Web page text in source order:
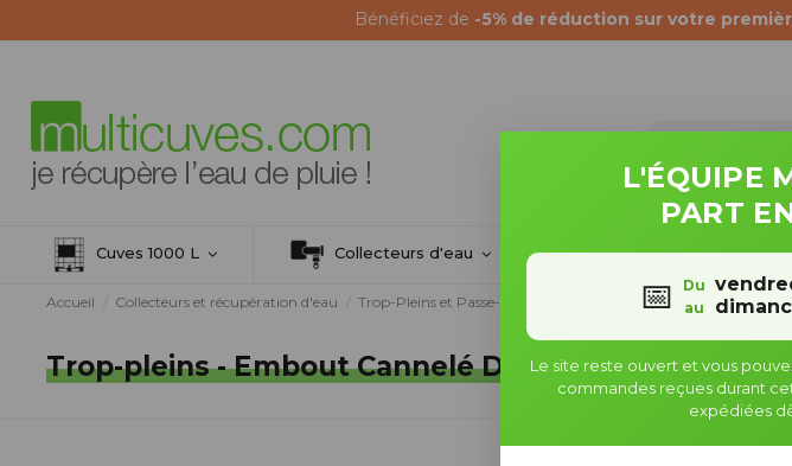
Bénéficiez de -5% de réduction sur votre
Cuves 1000 L Collecteurs d'eau Récupérateurs d'eau
Accueil Collecteurs et récupération d'eau Trop-Pleins et Passe-Parois pour collecteurs d'eau Trop-
Trop-pleins - Embout Cannelé Droit
L'ÉQUIPE
PART
📅 Du
au
Le site reste ouvert et vous
commandes reçues durant
expédiées